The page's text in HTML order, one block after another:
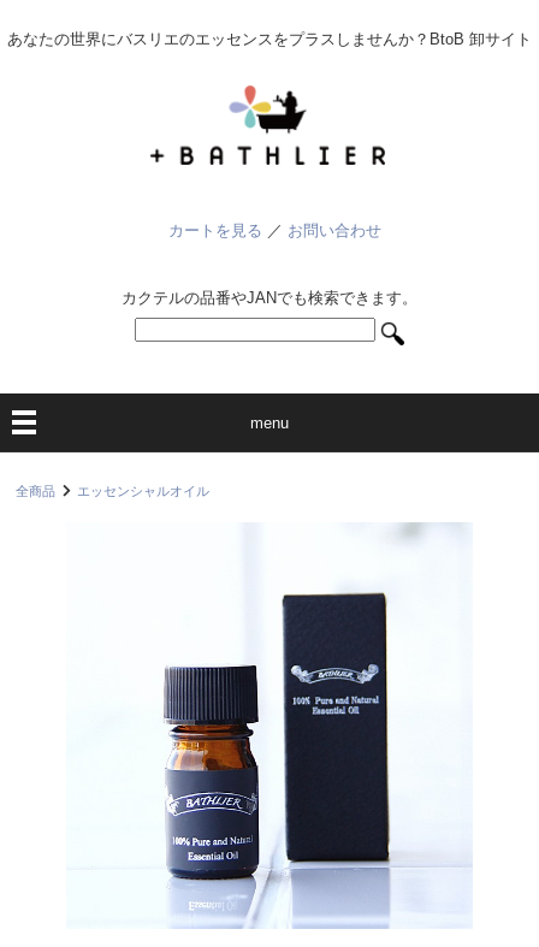
あなたの世界にバスリエのエッセンスをプラスしませんか？BtoB 卸サイト
カートを見る ／ お問い合わせ
カクテルの品番やJANでも検索できます。
menu
全商品 エッセンシャルオイル